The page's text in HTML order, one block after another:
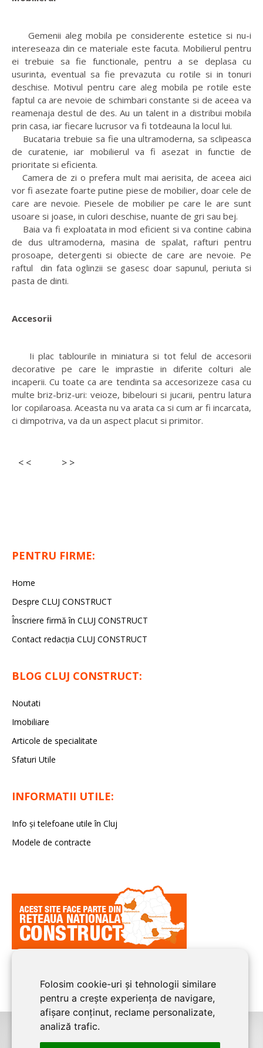
Folosim cookie-uri și tehnologii similare
pentru a crește experiența de navigare,
afișare conținut, reclame personalizate,
analiză trafic.
Gemenii aleg mobila pe considerente estetice si nu-i
intereseaza din ce materiale este facuta. Mobilierul pentru
ei trebuie sa fie functionale, pentru a se deplasa cu
usurinta, eventual sa fie prevazuta cu rotile si in tonuri
deschise. Motivul pentru care aleg mobila pe rotile este
faptul ca are nevoie de schimbari constante si de aceea va
reamenaja destul de des. Au un talent in a distribui mobila
prin casa, iar fiecare lucrusor va fi totdeauna la locul lui.
Bucataria trebuie sa fie una ultramoderna, sa sclipeasca
de curatenie, iar mobilierul va fi asezat in functie de
prioritate si eficienta.
Camera de zi o prefera mult mai aerisita, de aceea aici
vor fi asezate foarte putine piese de mobilier, doar cele de
care are nevoie. Piesele de mobilier pe care le are sunt
usoare si joase, in culori deschise, nuante de gri sau bej.
Baia va fi exploatata in mod eficient si va contine cabina
de dus ultramoderna, masina de spalat, rafturi pentru
prosoape, detergenti si obiecte de care are nevoie. Pe
raftul din fata oglinzii se gasesc doar sapunul, periuta si
pasta de dinti.
Accesorii
Ii plac tablourile in miniatura si tot felul de accesorii
decorative pe care le imprastie in diferite colturi ale
incaperii. Cu toate ca are tendinta sa accesorizeze casa cu
multe briz-briz-uri: veioze, bibelouri si jucarii, pentru latura
lor copilaroasa. Aceasta nu va arata ca si cum ar fi incarcata,
ci dimpotriva, va da un aspect placut si primitor.
< < > >
PENTRU FIRME:
Home
Despre CLUJ CONSTRUCT
Înscriere firmă în CLUJ CONSTRUCT
Contact redacția CLUJ CONSTRUCT
BLOG CLUJ CONSTRUCT:
Noutati
Imobiliare
Articole de specialitate
Sfaturi Utile
INFORMATII UTILE:
Info și telefoane utile în Cluj
Modele de contracte